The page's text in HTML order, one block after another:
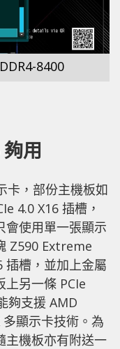
8400
用
卡，部份主機板如
4.0 X16 插槽，
會使用單一張顯示
Z590 Extreme
插槽，並加上金屬
另一條 PCIe
夠支援 AMD
顯示卡技術。為
主機板亦有附送一